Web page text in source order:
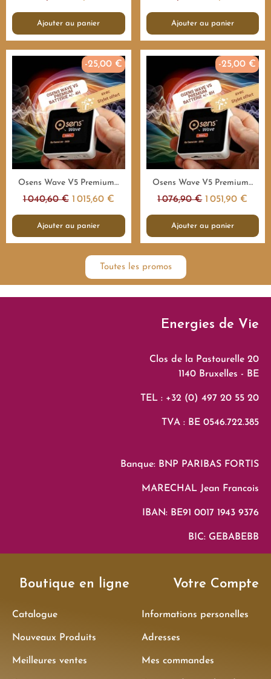
Ajouter au panier Ajouter au panier
Aperçu rapide
-25,00 €
Osens Wave V5 Premium 1.000.000Hz - 4H - Emetteur fréquences
1 040,60 € 1 015,60 €
Ajouter au panier
Aperçu rapide
-25,00 €
Osens Wave V5 Premium 1.000.000Hz - 8H - Emetteur fréquences
1 076,90 € 1 051,90 €
Ajouter au panier
Toutes les promos
Energies de Vie
Clos de la Pastourelle 20
1140 Bruxelles - BE
TEL : +32 (0) 497 20 55 20
TVA : BE 0546.722.385
Banque: BNP PARIBAS FORTIS
MARECHAL Jean Francois
IBAN: BE91 0017 1943 9376
BIC: GEBABEBB
Boutique en ligne
Catalogue
Nouveaux Produits
Meilleures ventes
Votre Compte
Informations personelles
Adresses
Mes commandes